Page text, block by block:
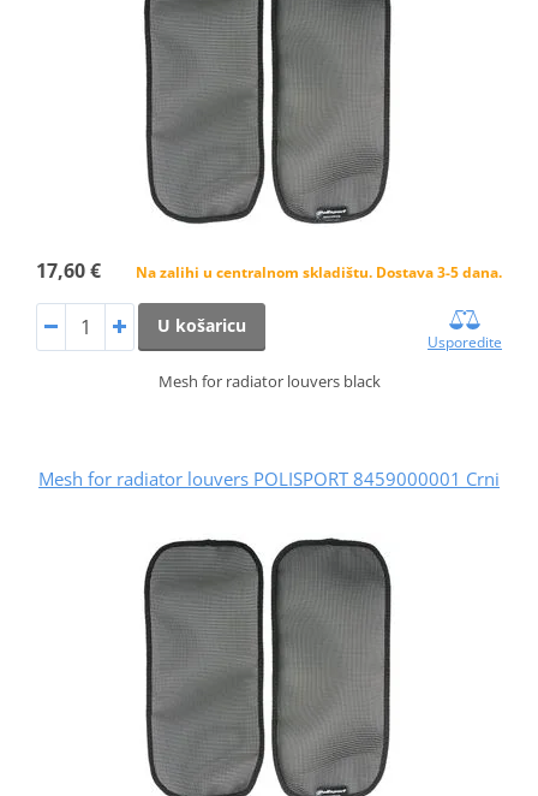
17,60 € Na zalihi u centralnom skladištu. Dostava 3-5 dana.
U košaricu
Usporedite
Mesh for radiator louvers black
Mesh for radiator louvers POLISPORT 8459000001 Crni